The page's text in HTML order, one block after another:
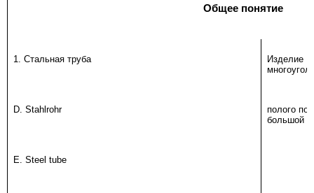
Общее понятие
1. Стальная труба
Изделие
D. Stahlrohr
полого
большой
E. Steel tube